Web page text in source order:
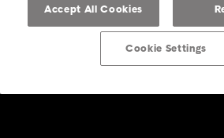
Accept All Cookies
Cookie Settings